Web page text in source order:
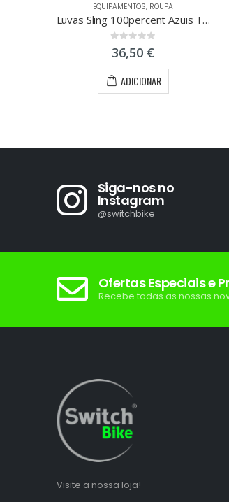
EQUIPAMENTOS, ROUPA
Luvas Sling 100percent Azuis Tamanho S
0out of 5
36,50 €
ADICIONAR
Siga-nos no
Instagram
@switchbike
Ofertas Especiais e
Recebe todas as nossas
Visite a nossa loja!